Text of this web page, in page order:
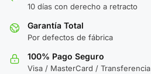
10 días con derecho a retracto
Garantía Total
Por defectos de fábrica
100% Pago Seguro
Visa / MasterCard / Transferencia